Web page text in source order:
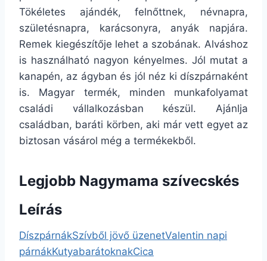
Tökéletes ajándék, felnőttnek, névnapra,
születésnapra, karácsonyra, anyák napjára.
Remek kiegészítője lehet a szobának. Alváshoz
is használható nagyon kényelmes. Jól mutat a
kanapén, az ágyban és jól néz ki díszpárnaként
is. Magyar termék, minden munkafolyamat
családi vállalkozásban készül. Ajánlja
családban, baráti körben, aki már vett egyet az
biztosan vásárol még a termékekből.
Legjobb Nagymama szívecskés
Leírás
DíszpárnákSzívből jövő üzenetValentin napi
párnákKutyabarátoknakCica